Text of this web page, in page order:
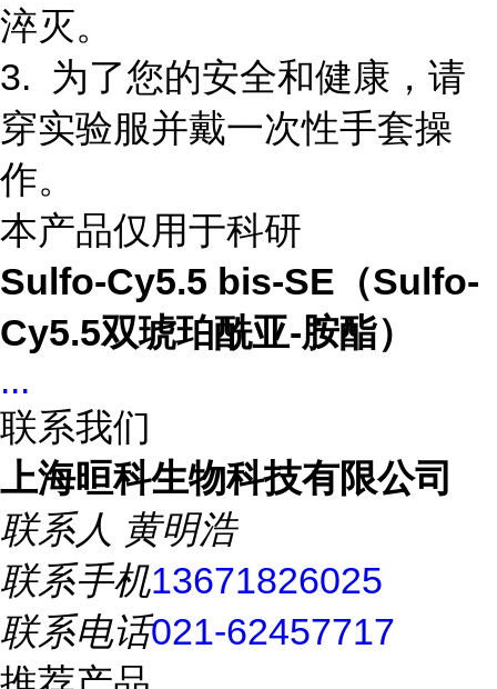
淬灭。
3. 为了您的安全和健康，请
穿实验服并戴一次性手套操
作。
本产品仅用于科研
Sulfo-Cy5.5 bis-SE（Sulfo-
Cy5.5双琥珀酰亚-胺酯）
...
联系我们
上海晅科生物科技有限公司
联系人 黄明浩
联系手机13671826025
联系电话021-62457717